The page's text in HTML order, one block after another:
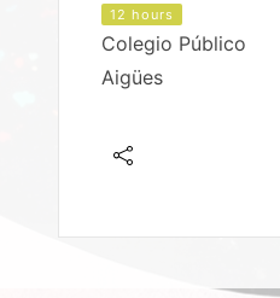
12 hours
Colegio Público
Aigües